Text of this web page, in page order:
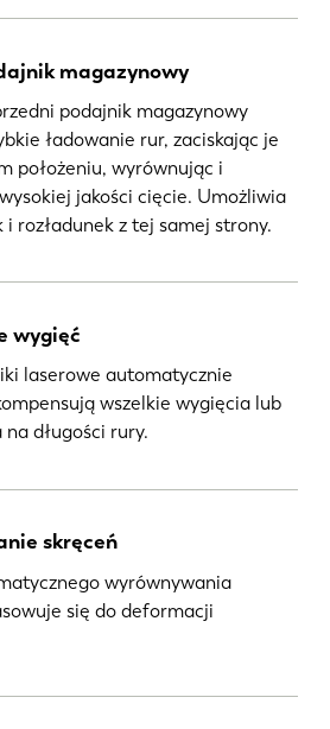
magazynowy
podajnik magazynowy
ładowanie rur, zaciskając je
położeniu, wyrównując i
jakości cięcie. Umożliwia
i rozładunek z tej samej strony.
wygięć
laserowe automatycznie
wszelkie wygięcia lub
długości rury.
skręceń
wyrównywania
się do deformacji